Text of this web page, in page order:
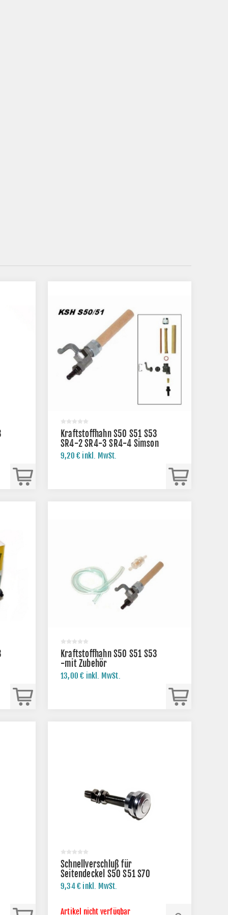
Kraftstoffhahn S50 S51 S53
SR4-2 SR4-3 SR4-4 Simson
9,20 € inkl. MwSt.
Kraftstoffhahn S50 S51 S53
-mit Zubehör
13,00 € inkl. MwSt.
Schnellverschluß für
Seitendeckel S50 S51 S70
9,34 € inkl. MwSt.
Artikel nicht verfügbar